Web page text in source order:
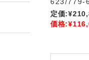
定価:
価格: